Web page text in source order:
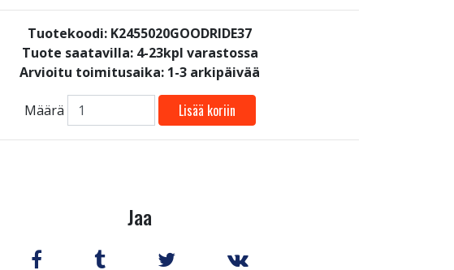
Tuotekoodi: K2455020GOODRIDE37
Tuote saatavilla: 4-23kpl varastossa
Arvioitu toimitusaika: 1-3 arkipäivää
Määrä Lisää koriin
Jaa